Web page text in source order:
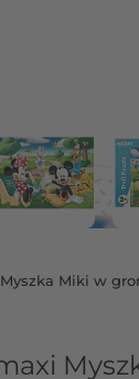
image
View
Miki w